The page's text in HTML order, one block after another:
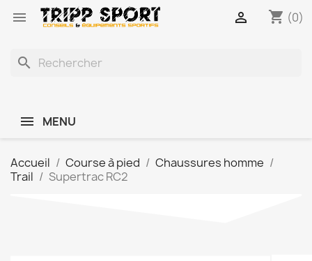
 shopping_cart (0)

search
MENU
Accueil Course à pied
Chaussures homme
Trail
Supertrac RC2